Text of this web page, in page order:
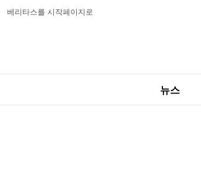
베리타스를 시작페이지로
뉴스